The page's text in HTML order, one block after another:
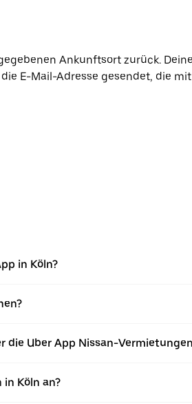
Ankunftsort zurück. Deine
E-Mail-Adresse gesendet, die mit
in Köln?
Uber App Nissan-
Köln an?